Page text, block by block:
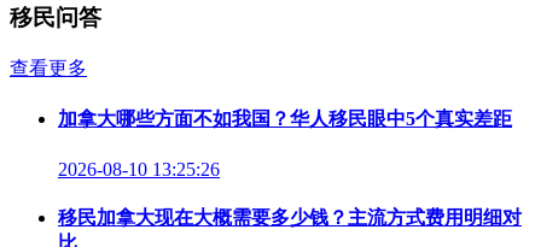
移民问答
查看更多
加拿大哪些方面不如我国？华人移民眼中5个真实差距
2026-08-10 13:25:26
移民加拿大现在大概需要多少钱？主流方式费用明细对
比